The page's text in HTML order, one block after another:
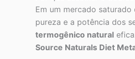
Em um mercado saturado
pureza e a potência dos
termogênico natural
Source Naturals Diet